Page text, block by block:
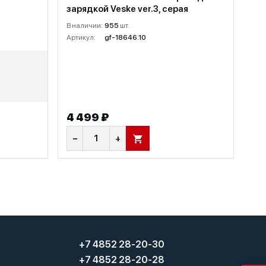
зарядкой Veske ver.3, серая
В наличии: 955 шт.
Артикул:
gf-18646.10
4 499 ₽
− + В КОРЗИНУ
+7 4852 28-20-30
+7 4852 28-20-28